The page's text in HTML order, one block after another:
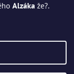
Alzáka že?.